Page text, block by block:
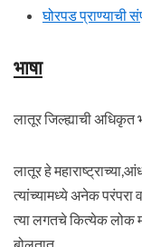
घोरपड प्राण्याची
भाषा
लातूर जिल्ह्याची अधिकृत
लातूर हे
त्यांच्यामध्ये अनेक परंपरा
त्या लगतचे कित्येक लोक